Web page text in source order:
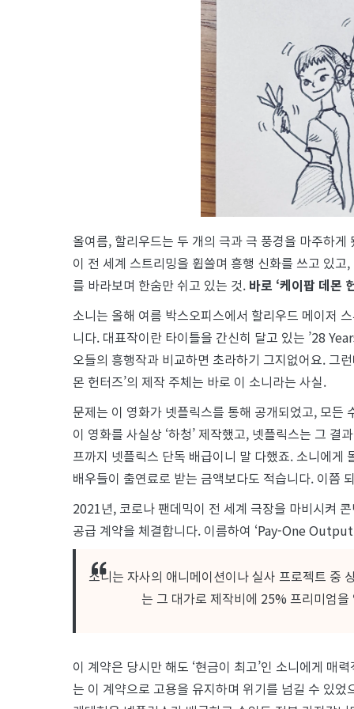
고
개
숙
인
소
니
올여름, 할리우드는 두 개의 극과 극 풍경을 마주하
이 전 세계 스트리밍을 휩쓸며 흥행 신화를 쓰고 있
를 바라보며 한숨만 쉬고 있는 것. 바로 ‘케이팝 데몬
소니는 올해 여름 박스오피스에서 할리우드 메이저
니다. 대표작이란 타이틀을 간신히 달고 있는 ’28
오들의 흥행작과 비교하면 초라하기 그지없어요. 그
몬 헌터즈’의 제작 주체는 바로 이 소니라는 사실.
문제는 이 영화가 넷플릭스를 통해 공개되었고, 모든
이 영화를 사실상 ‘하청’ 제작했고, 넷플릭스는 그
프까지 넷플릭스 단독 배급이니 말 다했죠. 소니에게
배우들이 출연료로 받는 금액보다도 적습니다. 이쯤
2021년, 코로나 팬데믹이 전 세계 극장을 마비시켜
공급 계약을 체결합니다. 이름하여 ‘Pay-One
소니는 자사의 애니메이션이나 실사 프로젝트 중
는 그 대가로 제작비에 25% 프리미엄
이 계약은 당시만 해도 ‘현금이 최고’인 소니에게 매
는 이 계약으로 고용을 유지하며 위기를 넘길 수 있